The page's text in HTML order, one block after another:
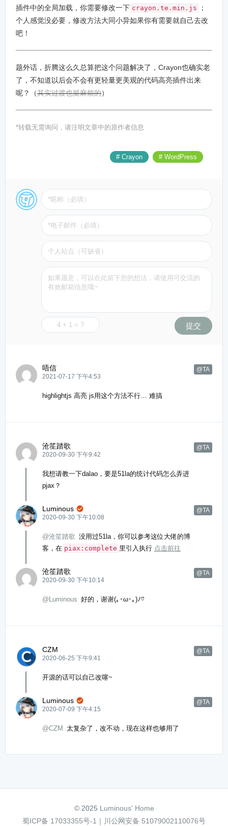
插件中的全局加载，你需要修改一下 crayon.te.min.js
；
个人感觉没必要，修改方法大同小异如果你有需要就自己去改
吧！
题外话，折腾这么久总算把这个问题解决了，Crayon也确实老
了，不知道以后会不会有更轻量更美观的代码高亮插件出来
呢？（其实过渡也挺麻烦的）
*转载无需询问，请注明文章中的原作者信息
# Crayon # WordPress
提交
唔信
@TA
2021-07-17 下午4:53
highlightjs 高亮 js用这个方法不行… 难搞
沧笙踏歌
@TA
2020-09-30 下午9:42
我想请教一下dalao，要是51la的统计代码怎么弄进
pjax？
Luminous @TA

2020-09-30 下午10:08
@沧笙踏歌 没用过51la，你可以参考这位大佬的博
客，在 piax:complete 里引入执行 点击前往
沧笙踏歌
@TA
2020-09-30 下午10:14
@Luminous 好的，谢谢(｡･ω･｡)ﾉ♡
CZM
@TA
2020-06-25 下午9:41
开源的话可以自己改噻~
Luminous @TA

2020-07-09 下午4:15
@CZM 太复杂了，改不动，现在这样也够用了
© 2025 Luminous' Home
蜀ICP备 17033355号-1 ｜ 川公网安备 51079002110076号